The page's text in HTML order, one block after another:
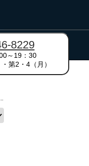
8229
～19：30
第2・4（月）